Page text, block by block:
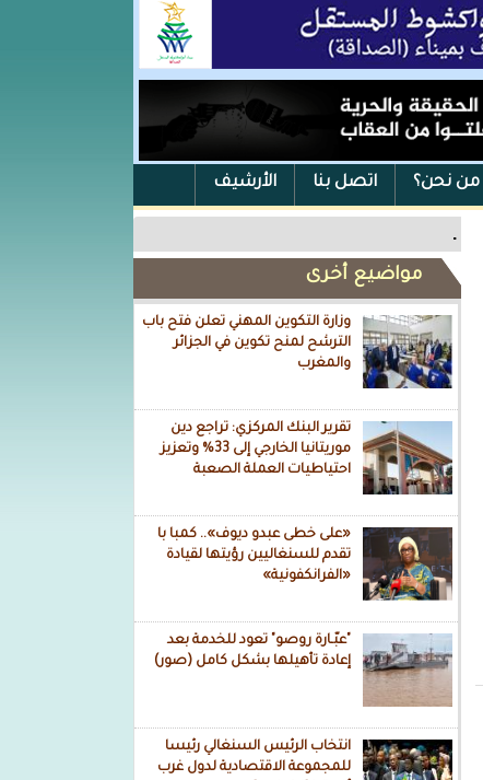
من نحن؟ اتصل بنا الأرشيف
.
مواضيع أخرى
وزارة التكوين المهني تعلن فتح باب
الترشح لمنح تكوين في الجزائر
والمغرب
تقرير البنك المركزي: تراجع دين
موريتانيا الخارجي إلى 33% وتعزيز
احتياطيات العملة الصعبة
«على خطى عبدو ديوف».. كمبا با
تقدم للسنغاليين رؤيتها لقيادة
«الفرانكفونية»
"عبّـارة روصو" تعود للخدمة بعد
إعادة تأهيلها بشكل كامل (صور)
انتخاب الرئيس السنغالي رئيسا
للمجموعة الاقتصادية لدول غرب